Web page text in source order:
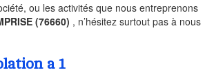
ou les activités que nous entreprenons
(76660) , n’hésitez surtout pas à nous
a 1